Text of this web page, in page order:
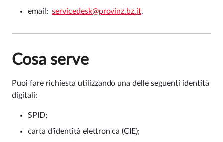
email: servicedesk@provinz.bz.it.
Cosa serve
Puoi fare richiesta utilizzando una delle seguenti identità
digitali:
SPID;
carta d’identità elettronica (CIE);